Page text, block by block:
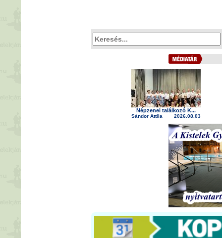
Népzenei találkozó K...
Sándor Attila 2026.08.03